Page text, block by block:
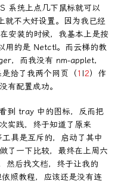
系统上点几下鼠标就可以
就不大好设置。因为我已经
安装的时候，我基本上是按
用的是 Netctl。而云梯的教
，而我没有 nm-applet，
给了我两个网页（1 |2）作
有配置成功。
到 tray 中的图标，反而把
实践，终于知道了原来
具是互斥的，启动了其中
了一下比较，最终在上周六
后找文档，终于让我的
照教程，应该还是没有连